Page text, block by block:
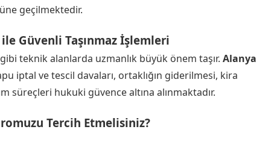
geçilmektedir.
Güvenli Taşınmaz İşlemleri
teknik alanlarda uzmanlık büyük önem taşır. Alanya
iptal ve tescil davaları, ortaklığın giderilmesi, kira
süreçleri hukuki güvence altına alınmaktadır.
Tercih Etmelisiniz?